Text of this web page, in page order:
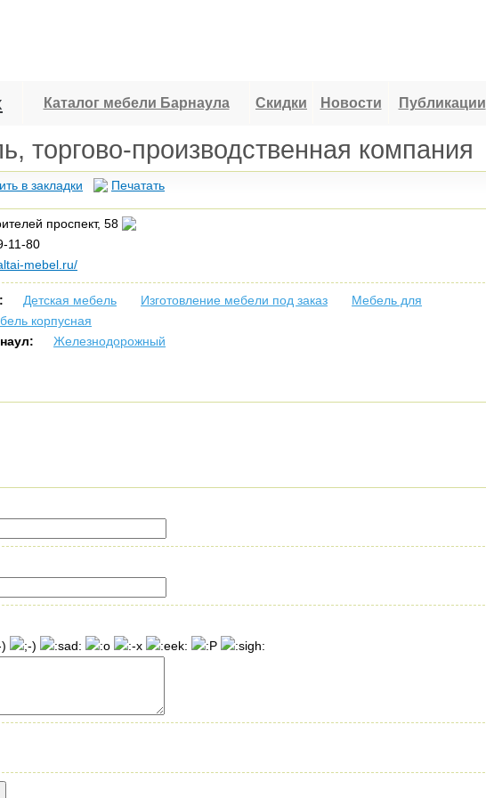
Каталог мебели Барнаула Скидки Новости Публикации
торгово-производственная компания
в закладки Печатать
проспект, 58
11-80
mebel.ru/
Детская мебель Изготовление мебели под заказ
Мебель для
корпусная
Железнодорожный